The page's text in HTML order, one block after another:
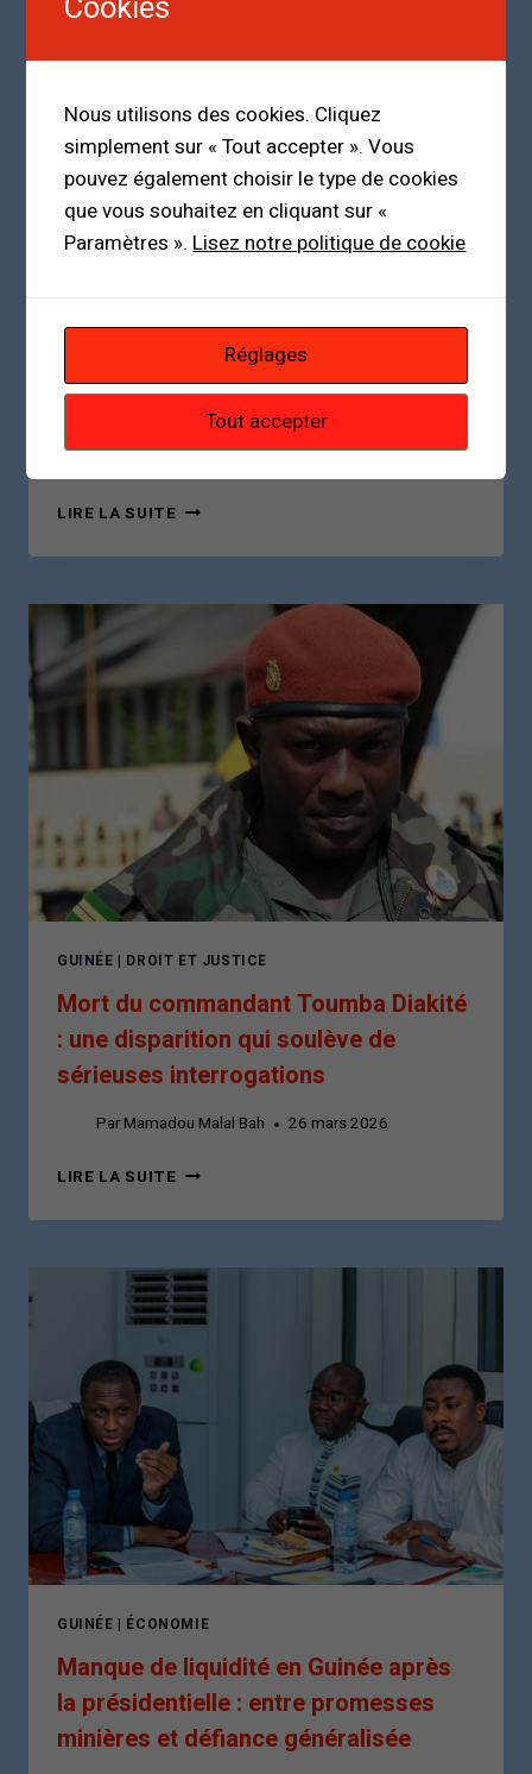
LÉGALITÉ
ET
DÉFICIT
DÉMOCRATIQUE
GUINÉE|POLITIQUE
La sortie de Yerim Seck ravive les
inquiétudes sur les dérives du pouvoir
LIRE LA SUITELA
DE
SECK
INQUIÉTUDES
DÉRIVES
POUVOIR
EN
GUINÉE
GUINÉE | DROIT ET JUSTICE
Mort du commandant Toumba Diakité
: une disparition qui soulève de
sérieuses interrogations
Par Mamadou Malal Bah 26 mars 2026
LIRE LA SUITEMORT
COMMANDANT
DIAKITÉ
:
UNE
QUI
SOULÈVE
DE
SÉRIEUSES
INTERROGATIONS
GUINÉE | ÉCONOMIE
Manque de liquidité en Guinée après
la présidentielle : entre promesses
minières et défiance généralisée
Nous utilisons des cookies. Cliquez
simplement sur « Tout accepter ». Vous
pouvez également choisir le type de cookies
que vous souhaitez en cliquant sur «
Paramètres ».Lisez notre politique de cookie
Réglages
Tout accepter